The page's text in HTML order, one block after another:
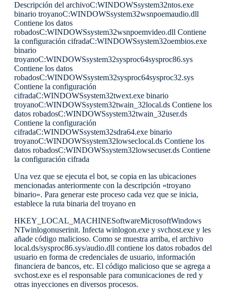
Descripción del archivoC:WINDOWSsystem32ntos.exe
binario troyanoC:WINDOWSsystem32wsnpoemaudio.dll
Contiene los datos
robadosC:WINDOWSsystem32wsnpoemvideo.dll Contiene
la configuración cifradaC:WINDOWSsystem32oembios.exe
binario
troyanoC:WINDOWSsystem32sysproc64sysproc86.sys
Contiene los datos
robadosC:WINDOWSsystem32sysproc64sysproc32.sys
Contiene la configuración
cifradaC:WINDOWSsystem32twext.exe binario
troyanoC:WINDOWSsystem32twain_32local.ds Contiene los
datos robadosC:WINDOWSsystem32twain_32user.ds
Contiene la configuración
cifradaC:WINDOWSsystem32sdra64.exe binario
troyanoC:WINDOWSsystem32lowseclocal.ds Contiene los
datos robadosC:WINDOWSsystem32lowsecuser.ds Contiene
la configuración cifrada
Una vez que se ejecuta el bot, se copia en las ubicaciones
mencionadas anteriormente con la descripción «troyano
binario». Para generar este proceso cada vez que se inicia,
establece la ruta binaria del troyano en
HKEY_LOCAL_MACHINESoftwareMicrosoftWindows
NTwinlogonuserinit. Infecta winlogon.exe y svchost.exe y les
añade código malicioso. Como se muestra arriba, el archivo
local.ds/sysproc86.sys/audio.dll contiene los datos robados del
usuario en forma de credenciales de usuario, información
financiera de bancos, etc. El código malicioso que se agrega a
svchost.exe es el responsable para comunicaciones de red y
otras inyecciones en diversos procesos.